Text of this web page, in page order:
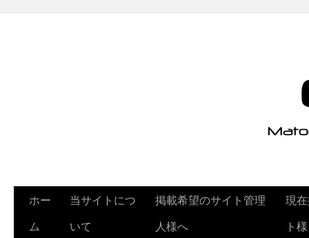
ホー
ム
当サイトにつ
いて
掲載希望のサイト管理
人様へ
現
ト様